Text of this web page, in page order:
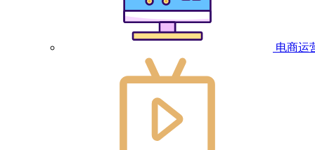
电商运